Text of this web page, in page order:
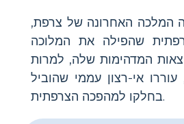
המלכה האחרונה של צרפת,
שהפילה את המלוכה
1792. ההוצאות המדהימות שלה, למרות
אי-רצון עממי שהוביל
בחלקו למהפכה הצרפתית.